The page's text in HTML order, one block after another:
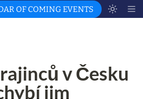
OF COMING EVENTS
v Česku
jim